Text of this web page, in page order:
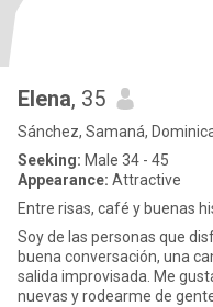
Elena, 35
Sánchez, Samaná,
Seeking: Male 34 - 45
Appearance: Attractive
Entre risas, café y buenas
Soy de las personas que
buena conversación, una
salida improvisada. Me
nuevas y rodearme de